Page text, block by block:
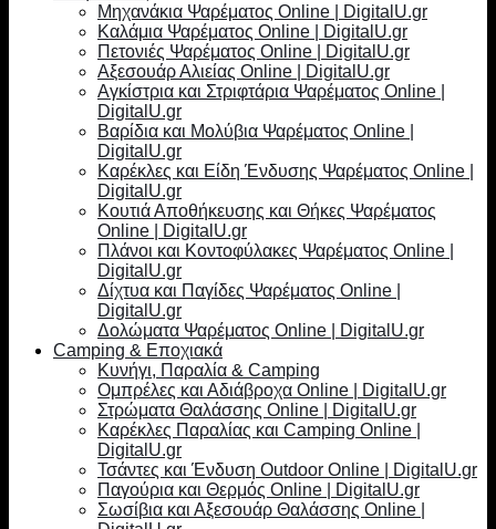
Μηχανάκια Ψαρέματος Online | DigitalU.gr
Καλάμια Ψαρέματος Online | DigitalU.gr
Πετονιές Ψαρέματος Online | DigitalU.gr
Αξεσουάρ Αλιείας Online | DigitalU.gr
Αγκίστρια και Στριφτάρια Ψαρέματος Online |
DigitalU.gr
Βαρίδια και Μολύβια Ψαρέματος Online |
DigitalU.gr
Καρέκλες και Είδη Ένδυσης Ψαρέματος Online |
DigitalU.gr
Κουτιά Αποθήκευσης και Θήκες Ψαρέματος
Online | DigitalU.gr
Πλάνοι και Κοντοφύλακες Ψαρέματος Online |
DigitalU.gr
Δίχτυα και Παγίδες Ψαρέματος Online |
DigitalU.gr
Δολώματα Ψαρέματος Online | DigitalU.gr
Camping & Εποχιακά
Κυνήγι, Παραλία & Camping
Ομπρέλες και Αδιάβροχα Online | DigitalU.gr
Στρώματα Θαλάσσης Online | DigitalU.gr
Καρέκλες Παραλίας και Camping Online |
DigitalU.gr
Τσάντες και Ένδυση Outdoor Online | DigitalU.gr
Παγούρια και Θερμός Online | DigitalU.gr
Σωσίβια και Αξεσουάρ Θαλάσσης Online |